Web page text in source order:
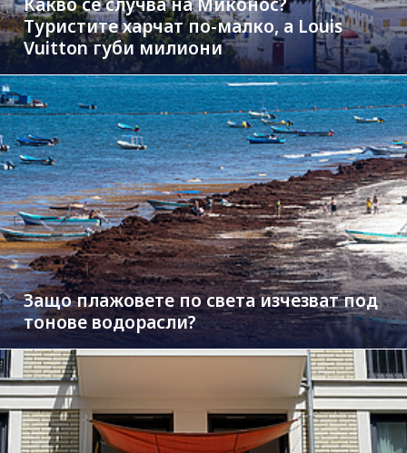
Туристите харчат по-малко, а Louis
Vuitton губи милиони
Защо плажовете по света изчезват под
тонове водорасли?